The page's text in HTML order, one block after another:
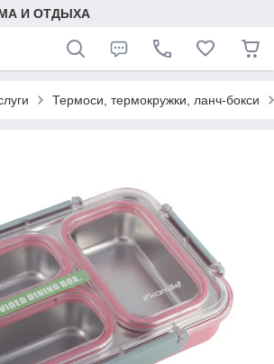
И ОТДЫХА
Термоси, термокружки, ланч-бокси